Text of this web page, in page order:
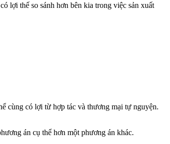
lợi thế so sánh hơn bên kia trong việc sản xuất
cùng có lợi từ hợp tác và thương mại tự nguyện.
án cụ thể hơn một phương án khác.